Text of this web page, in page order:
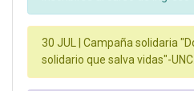
30 JUL |
Campaña solidaria
solidario que salva vidas"-UNC.